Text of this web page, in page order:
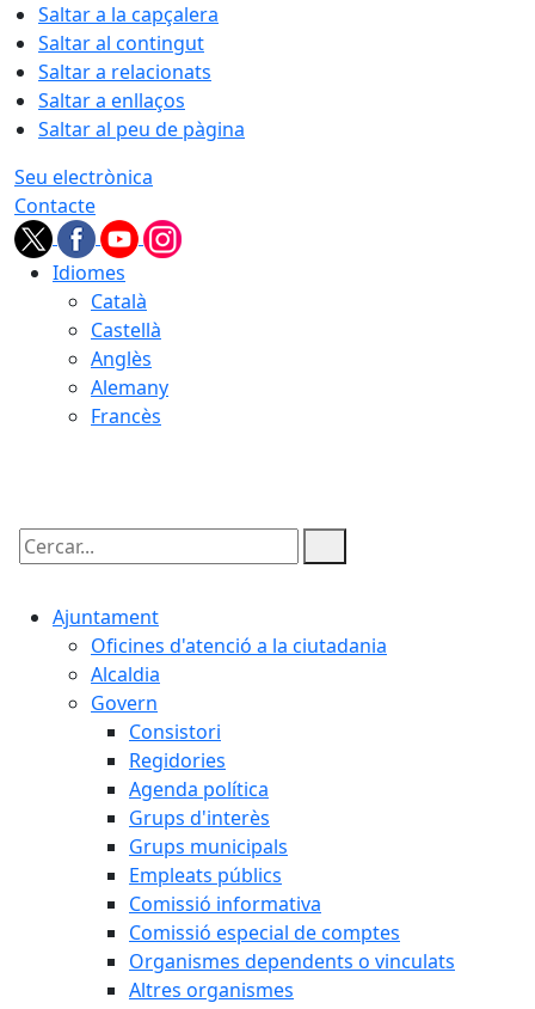
Saltar a la capçalera
Saltar al contingut
Saltar a relacionats
Saltar a enllaços
Saltar al peu de pàgina
Seu electrònica
Contacte
Idiomes
Català
Castellà
Anglès
Alemany
Francès
Cercar:
Ajuntament
Oficines d'atenció a la ciutadania
Alcaldia
Govern
Consistori
Regidories
Agenda política
Grups d'interès
Grups municipals
Empleats públics
Comissió informativa
Comissió especial de comptes
Organismes dependents o vinculats
Altres organismes